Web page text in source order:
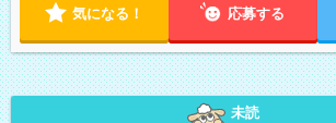
気になる！ 応募する
未読